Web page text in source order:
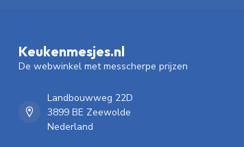
Keukenmesjes.nl
De webwinkel met messcherpe prijzen
Landbouwweg 22D
3899 BE Zeewolde
Nederland